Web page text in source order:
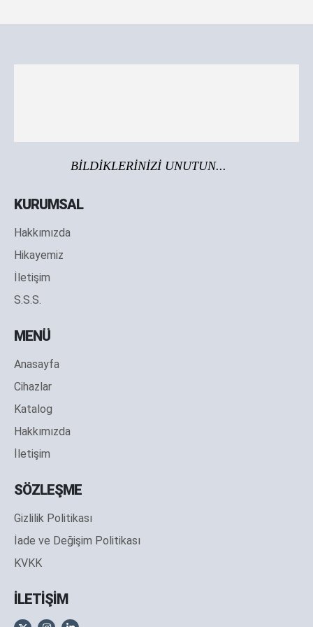
BİLDİKLERİNİZİ UNUTUN...
KURUMSAL
Hakkımızda
Hikayemiz
İletişim
S.S.S.
MENÜ
Anasayfa
Cihazlar
Katalog
Hakkımızda
İletişim
SÖZLEŞME
Gizlilik Politikası
İade ve Değişim Politikası
KVKK
İLETİŞİM